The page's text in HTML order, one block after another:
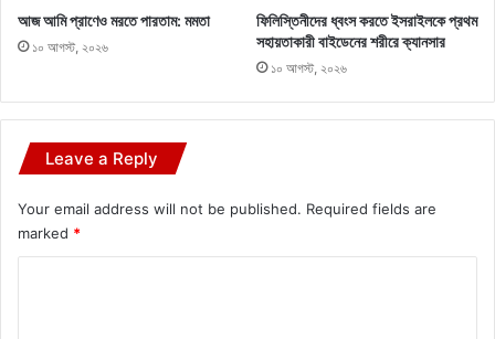
আজ আমি প্রাণেও মরতে পারতাম: মমতা
১০ আগস্ট, ২০২৬
ফিলিস্তিনীদের ধ্বংস করতে ইসরাইলকে প্রথম
সহায়তাকারী বাইডেনের শরীরে ক্যানসার
১০ আগস্ট, ২০২৬
Leave a Reply
Your email address will not be published. Required fields are
marked *